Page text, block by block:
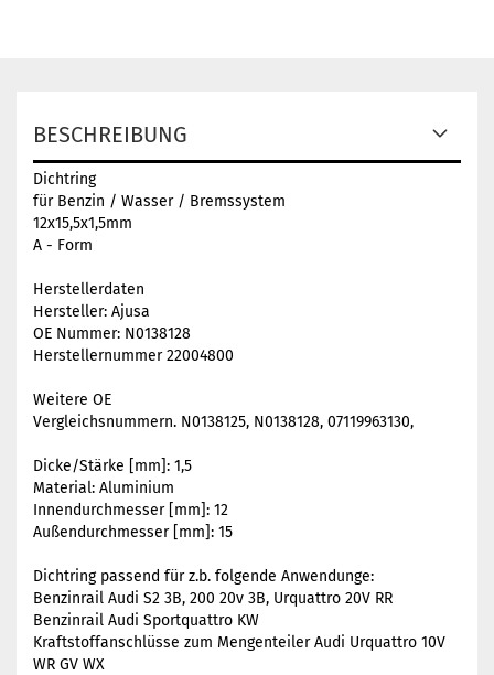
BESCHREIBUNG
Dichtring
für Benzin / Wasser / Bremssystem
12x15,5x1,5mm
A - Form
Herstellerdaten
Hersteller: Ajusa
OE Nummer: N0138128
Herstellernummer 22004800
Weitere OE
Vergleichsnummern. N0138125, N0138128, 07119963130,
Dicke/Stärke [mm]: 1,5
Material: Aluminium
Innendurchmesser [mm]: 12
Außendurchmesser [mm]: 15
Dichtring passend für z.b. folgende Anwendunge:
Benzinrail Audi S2 3B, 200 20v 3B, Urquattro 20V RR
Benzinrail Audi Sportquattro KW
Kraftstoffanschlüsse zum Mengenteiler Audi Urquattro 10V
WR GV WX